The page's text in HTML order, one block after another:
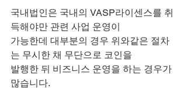
국내법인은 국내의 VASP라이센스를 취
득해야만 관련 사업 운영이
가능한데 대부분의 경우 위와같은 절차
는 무시한 채 무단으로 코인을
발행한 뒤 비즈니스 운영을 하는 경우가
많습니다.